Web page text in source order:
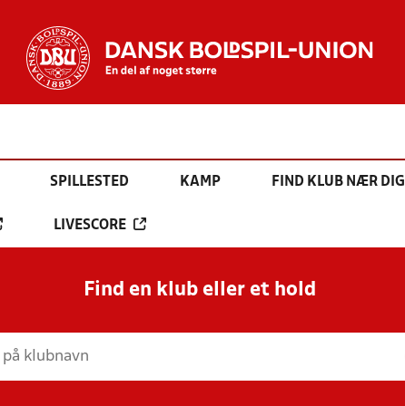
SPILLESTED KAMP FIND KLUB NÆR DIG
LIVESCORE
Find en klub eller et hold